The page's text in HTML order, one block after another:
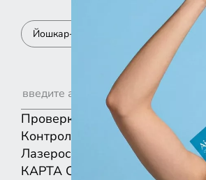
Йошкар-Ола
Проверка зрения Подбор
Контроль детской миопии
Лазеростимуляция «ЛАСТ»
КАРТА СПИСКОМ